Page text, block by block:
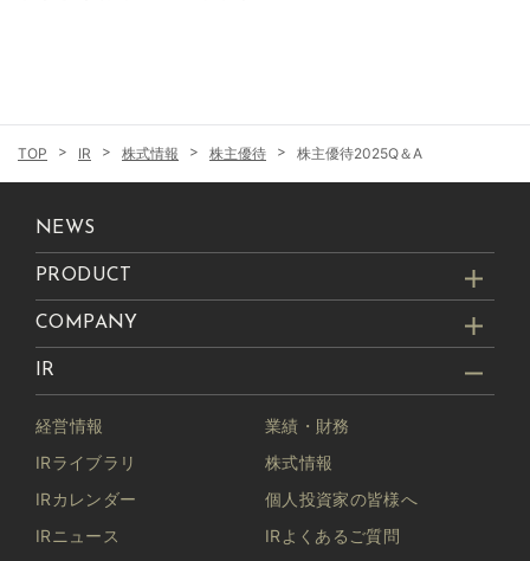
IR 株式情報 株主優待 株主優待2025Q＆A
NEWS
PRODUCT
COMPANY
IR
経営情報
業績・財務
IRライブラリ
株式情報
IRカレンダー
個人投資家の皆様へ
IRニュース
IRよくあるご質問